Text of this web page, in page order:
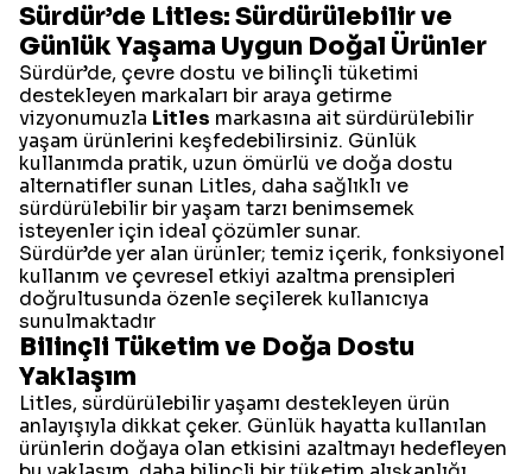
Sürdür’de Litles: Sürdürülebilir ve
Günlük Yaşama Uygun Doğal Ürünler
Sürdür’de, çevre dostu ve bilinçli tüketimi
destekleyen markaları bir araya getirme
vizyonumuzla Litles markasına ait sürdürülebilir
yaşam ürünlerini keşfedebilirsiniz. Günlük
kullanımda pratik, uzun ömürlü ve doğa dostu
alternatifler sunan Litles, daha sağlıklı ve
sürdürülebilir bir yaşam tarzı benimsemek
isteyenler için ideal çözümler sunar.
Sürdür’de yer alan ürünler; temiz içerik, fonksiyonel
kullanım ve çevresel etkiyi azaltma prensipleri
doğrultusunda özenle seçilerek kullanıcıya
sunulmaktadır
Bilinçli Tüketim ve Doğa Dostu
Yaklaşım
Litles, sürdürülebilir yaşamı destekleyen ürün
anlayışıyla dikkat çeker. Günlük hayatta kullanılan
ürünlerin doğaya olan etkisini azaltmayı hedefleyen